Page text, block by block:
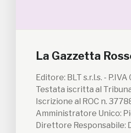
La Gazzetta
Editore: BLT s.r.l.s. -
Testata iscritta al
Iscrizione al ROC n.
Amministratore Unico:
Direttore Responsabile: